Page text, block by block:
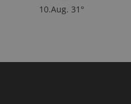
10.Aug. 31°